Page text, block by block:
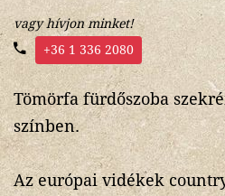
vagy hívjon minket!
+36 1 336 2080
Tömörfa fürdőszoba
színben.
Az európai vidékek